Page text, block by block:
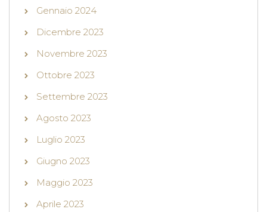
Gennaio 2024
Dicembre 2023
Novembre 2023
Ottobre 2023
Settembre 2023
Agosto 2023
Luglio 2023
Giugno 2023
Maggio 2023
Aprile 2023